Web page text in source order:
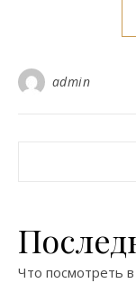
admin
Что посмотреть в